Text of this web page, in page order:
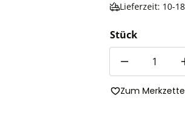
Lieferzeit: 10-
Stück
Zum